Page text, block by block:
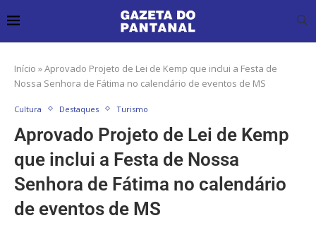
Início »Aprovado Projeto de Lei de Kemp que inclui a Festa de
Nossa Senhora de Fátima no calendário de eventos de MS
Cultura Destaques Turismo
Aprovado Projeto de Lei de Kemp
que inclui a Festa de Nossa
Senhora de Fátima no calendário
de eventos de MS